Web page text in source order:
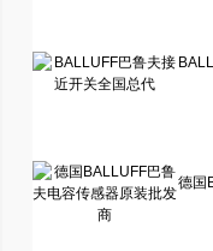
德国